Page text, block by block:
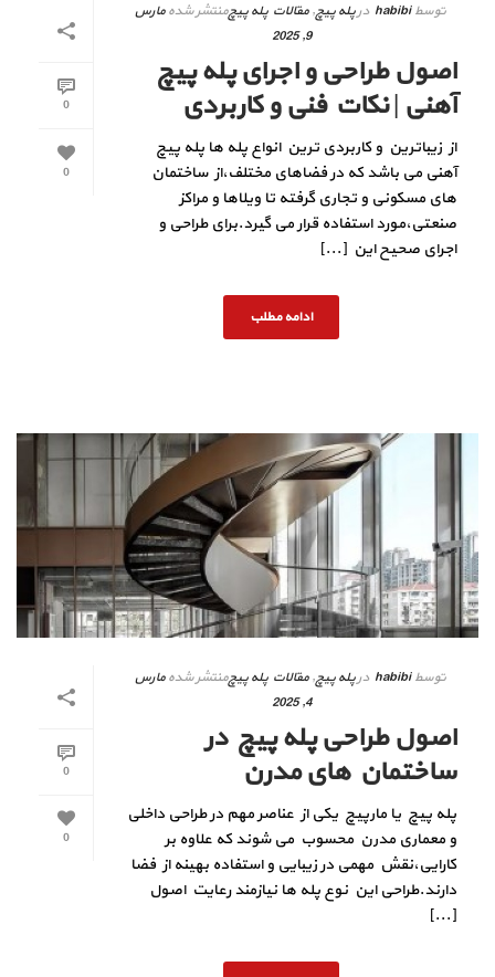
0
0
توسط habibi درپله پیچ,مقالات پله پیچمنتشر شده مارس
9, 2025
اصول طراحی و اجرای پله پیچ
آهنی | نکات فنی و کاربردی
از زیباترین و کاربردی ترین انواع پله ها پله پیچ
آهنی می باشد که در فضاهای مختلف،از ساختمان‌
های مسکونی و تجاری گرفته تا ویلاها و مراکز
صنعتی،مورد استفاده قرار می‌ گیرد.برای طراحی و
اجرای صحیح این [...]
ادامه مطلب
0
0
توسط habibi درپله پیچ,مقالات پله پیچمنتشر شده مارس
4, 2025
اصول طراحی پله‌ پیچ در
ساختمان‌ های مدرن
پله‌ پیچ یا مارپیچ یکی از عناصر مهم در طراحی داخلی
و معماری مدرن محسوب می‌ شوند که علاوه بر
کارایی،نقش مهمی در زیبایی و استفاده بهینه از فضا
دارند.طراحی این نوع پله‌ ها نیازمند رعایت اصول
[...]